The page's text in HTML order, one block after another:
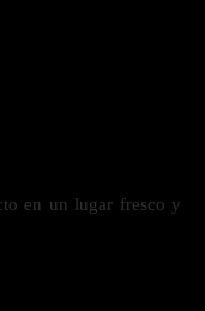
en un lugar fresco y